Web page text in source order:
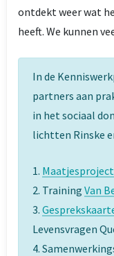
ontdekt weer wat
heeft. We kunnen
In de
partners aan
in het sociaal
lichtten Rinske
1. Maatjesproject
2. Training Van
3.
Levensvragen
4.